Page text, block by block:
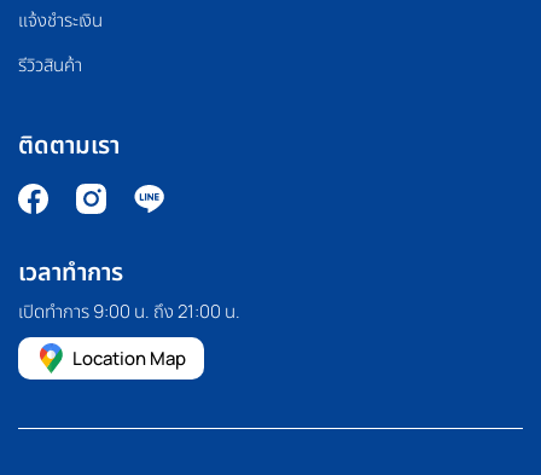
แจ้งชำระเงิน
รีวิวสินค้า
ติดตามเรา
เวลาทำการ
เปิดทำการ 9:00 น. ถึง 21:00 น.
Location Map